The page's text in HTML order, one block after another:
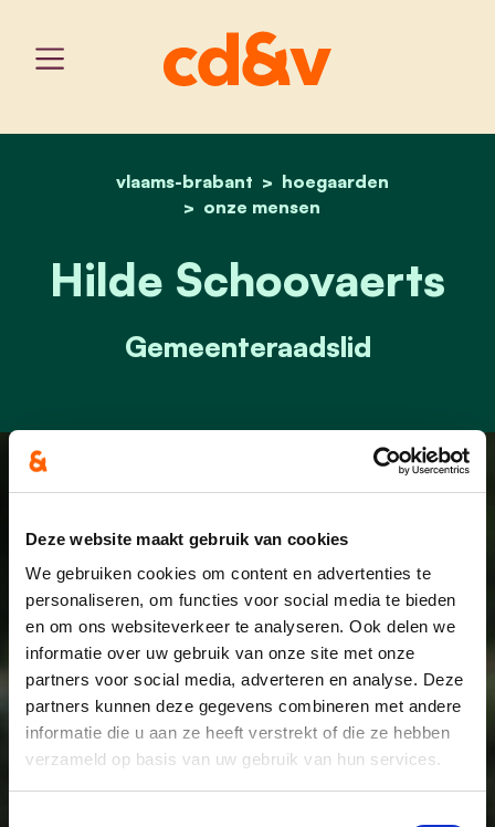
Deze website maakt gebruik van cookies
We gebruiken cookies om content en advertenties te
personaliseren, om functies voor social media te bieden
en om ons websiteverkeer te analyseren. Ook delen we
informatie over uw gebruik van onze site met onze
partners voor social media, adverteren en analyse. Deze
partners kunnen deze gegevens combineren met andere
informatie die u aan ze heeft verstrekt of die ze hebben
verzameld op basis van uw gebruik van hun services.
home
vlaams-brabant
hoegaarden
onze mensen
hilde schoovaerts
Hilde Schoovaerts
Gemeenteraadslid